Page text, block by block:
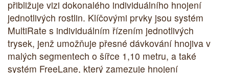
přibližuje vizi dokonalého individuálního hnojení
jednotlivých rostlin. Klíčovými prvky jsou systém
MultiRate s individuálním řízením jednotlivých
trysek, jenž umožňuje přesné dávkování hnojiva v
malých segmentech o šířce 1,10 metru, a také
systém FreeLane, který zamezuje hnojení